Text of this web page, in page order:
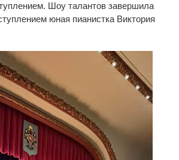
Шоу талантов завершила
юная пианистка Виктория